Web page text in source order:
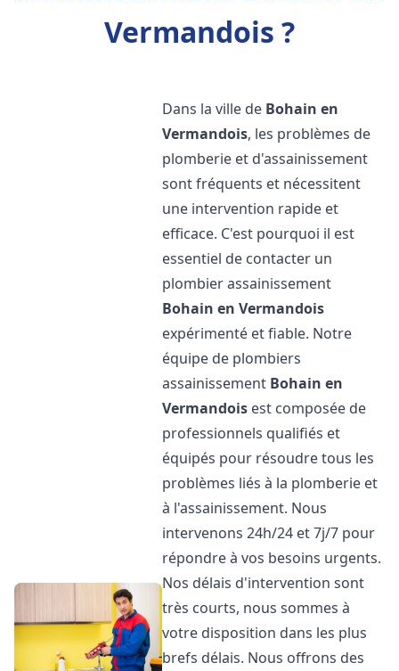
Vermandois ?
Dans la ville de Bohain en
Vermandois, les problèmes de
plomberie et d'assainissement
sont fréquents et nécessitent
une intervention rapide et
efficace. C'est pourquoi il est
essentiel de contacter un
plombier assainissement
Bohain en Vermandois
expérimenté et fiable. Notre
équipe de plombiers
assainissement Bohain en
Vermandois est composée de
professionnels qualifiés et
équipés pour résoudre tous les
problèmes liés à la plomberie et
à l'assainissement. Nous
intervenons 24h/24 et 7j/7 pour
répondre à vos besoins urgents.
Nos délais d'intervention sont
très courts, nous sommes à
votre disposition dans les plus
brefs délais. Nous offrons des